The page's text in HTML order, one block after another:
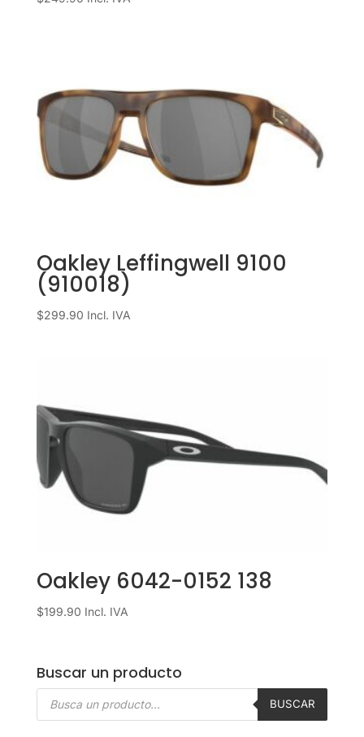
Oakley Leffingwell 9100
(910018)
$299.90 Incl. IVA
Oakley 6042-0152 138
$199.90 Incl. IVA
Buscar un producto
Búsqueda
BUSCAR